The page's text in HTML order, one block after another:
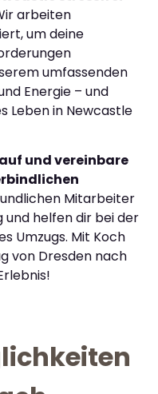
arbeiten
um deine
umfassenden
Energie – und
Leben in Newcastle
und vereinbare
Mitarbeiter
und helfen dir bei der
Umzugs. Mit Koch
von Dresden nach